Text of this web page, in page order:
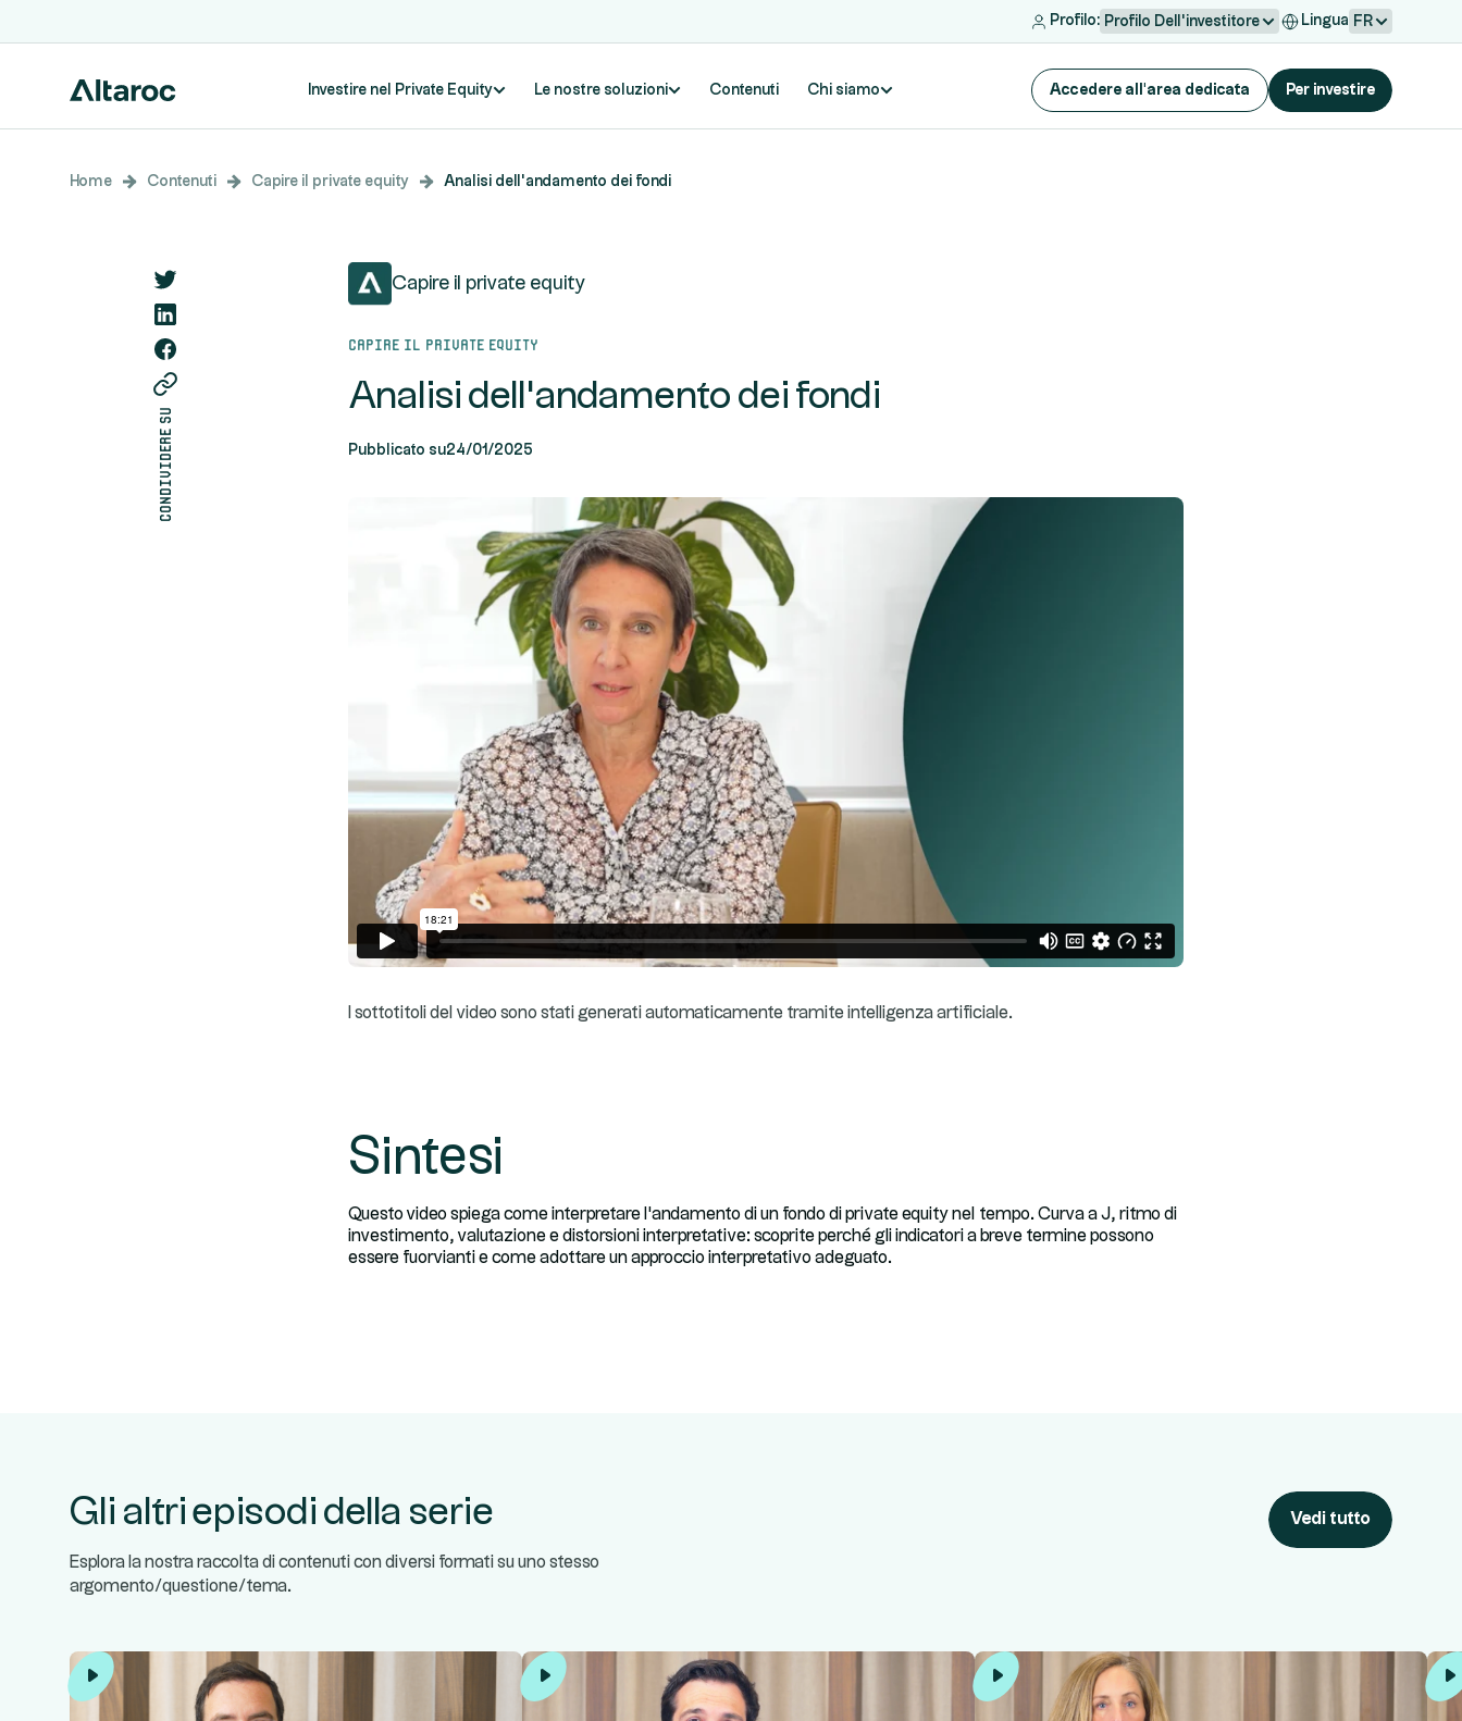
Profilo: Profilo Dell'investitore Lingua FR
Investire nel Private Equity Le nostre soluzioni Contenuti Chi siamo Accedere all'area dedicata Per investire
Home Contenuti Capire il private equity Analisi dell'andamento dei fondi
condividere su
Capire il private equity
Capire il private equity
Analisi dell'andamento dei fondi
Pubblicato su24/01/2025
I sottotitoli del video sono stati generati automaticamente tramite intelligenza artificiale.
Sintesi
Questo video spiega come interpretare l'andamento di un fondo di private equity nel tempo. Curva a J, ritmo di
investimento, valutazione e distorsioni interpretative: scoprite perché gli indicatori a breve termine possono
essere fuorvianti e come adottare un approccio interpretativo adeguato.
Gli altri episodi della serie
Esplora la nostra raccolta di contenuti con diversi formati su uno stesso
argomento/questione/tema.
Vedi tutto